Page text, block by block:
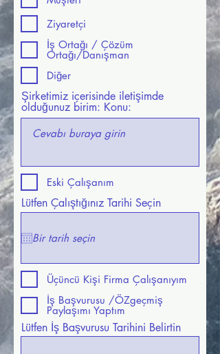
Ziyaretçi
İş Ortağı / Çözüm
Ortağı/Danışman
Diğer
Şirketimiz içerisinde iletişimde
olduğunuz birim: Konu:
Eski Çalışanım
Lütfen Çalıştığınız Tarihi Seçin
Üçüncü Kişi Firma Çalışanıyım
İş Başvurusu /ÖZgeçmiş
Paylaşımı Yaptım
Lütfen İş Başvurusu Tarihini Belirtin